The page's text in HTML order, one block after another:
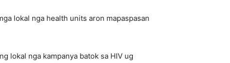
lokal nga health units aron mapaspasan
lokal nga kampanya batok sa HIV ug